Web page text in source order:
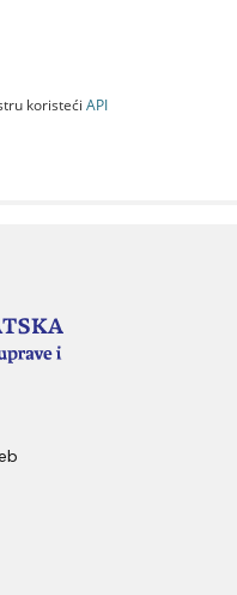
koristeći API